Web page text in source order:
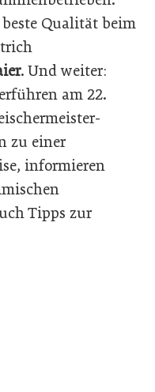
Qualität beim
. Und weiter:
am 22.
zu einer
informieren
Tipps zur